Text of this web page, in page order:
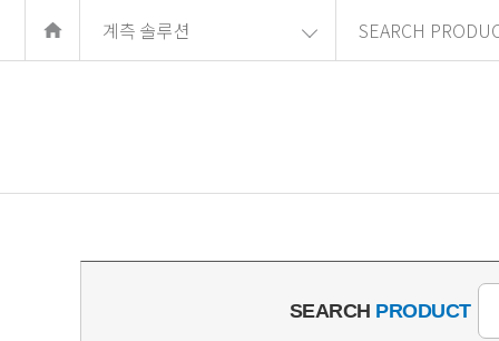
계측 솔루션 SEARCH
SEARCH PRODUCT